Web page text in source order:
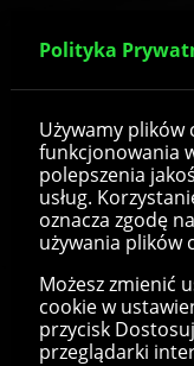
Polityka
Używamy
funkcjonowania
polepszenia
usług.
oznacza zgodę
używania plików
Możesz zmienić
cookie w
przycisk
przeglądarki